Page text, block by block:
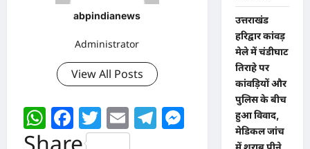
abpindianews
Administrator
View All Posts
WhatsApp
Facebook
Twitter
EmailTelegram
Messenger
उत्तराखंड
हरिद्वार कांवड़
मेले में चंडीघाट
तिराहे पर
कांवड़ियों और
पुलिस के बीच
हुआ विवाद,
मेडिकल जांच
में शराब पीने